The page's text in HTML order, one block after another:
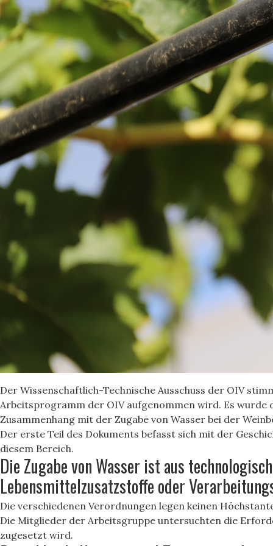
Der Wissenschaftlich-Technische Ausschuss der OIV
Arbeitsprogramm der OIV aufgenommen wird. Es wurde
Zusammenhang mit der Zugabe von Wasser bei der
Der erste Teil des Dokuments befasst sich mit der
diesem Bereich.
Die Zugabe von Wasser ist aus
Lebensmittelzusatzstoffe oder
Die verschiedenen Verordnungen legen keinen
Die Mitglieder der Arbeitsgruppe untersuchten die
zugesetzt wird.